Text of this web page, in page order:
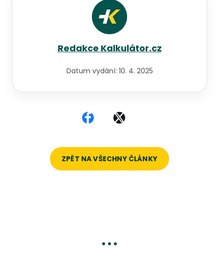
Redakce Kalkulátor.cz
Datum vydání: 10. 4. 2025
Sdílet na Facebooku
Sdílet na X
ZPĚT NA VŠECHNY ČLÁNKY